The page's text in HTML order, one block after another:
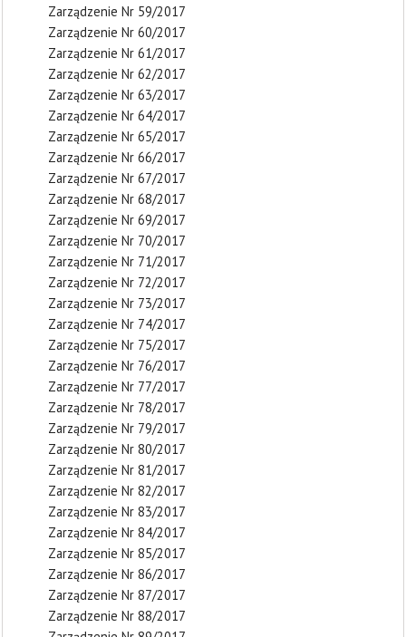
Zarządzenie Nr 59/2017
Zarządzenie Nr 60/2017
Zarządzenie Nr 61/2017
Zarządzenie Nr 62/2017
Zarządzenie Nr 63/2017
Zarządzenie Nr 64/2017
Zarządzenie Nr 65/2017
Zarządzenie Nr 66/2017
Zarządzenie Nr 67/2017
Zarządzenie Nr 68/2017
Zarządzenie Nr 69/2017
Zarządzenie Nr 70/2017
Zarządzenie Nr 71/2017
Zarządzenie Nr 72/2017
Zarządzenie Nr 73/2017
Zarządzenie Nr 74/2017
Zarządzenie Nr 75/2017
Zarządzenie Nr 76/2017
Zarządzenie Nr 77/2017
Zarządzenie Nr 78/2017
Zarządzenie Nr 79/2017
Zarządzenie Nr 80/2017
Zarządzenie Nr 81/2017
Zarządzenie Nr 82/2017
Zarządzenie Nr 83/2017
Zarządzenie Nr 84/2017
Zarządzenie Nr 85/2017
Zarządzenie Nr 86/2017
Zarządzenie Nr 87/2017
Zarządzenie Nr 88/2017